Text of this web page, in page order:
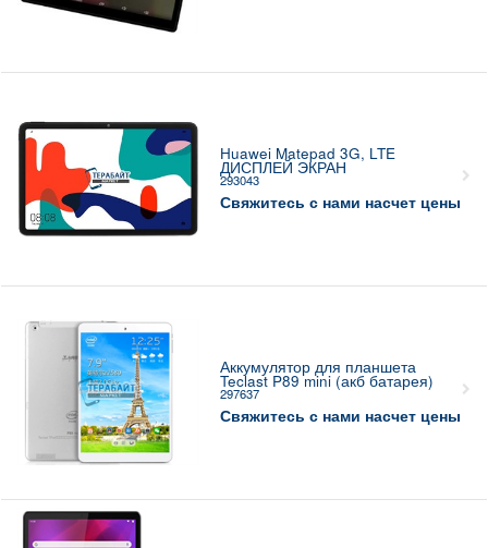
Huawei Matepad 3G, LTE
ДИСПЛЕЙ ЭКРАН
293043
Свяжитесь с нами насчет цены
Аккумулятор для планшета
Teclast P89 mini (акб батарея)
297637
Свяжитесь с нами насчет цены